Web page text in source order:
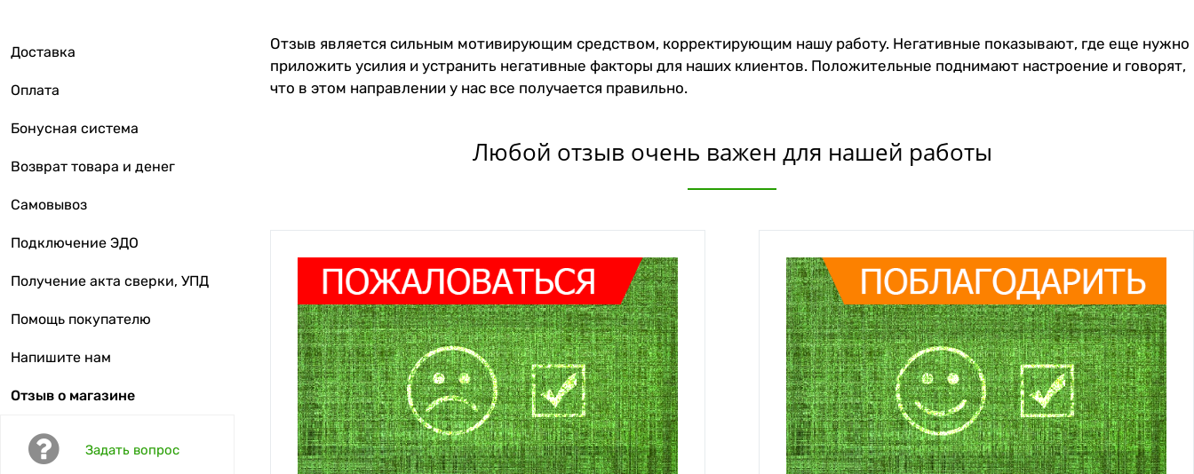
Отзыв является сильным мотивирующим средством, корректирующим нашу работу. Негативные показывают, где еще нужно
приложить усилия и устранить негативные факторы для наших клиентов. Положительные поднимают настроение и говорят,
что в этом направлении у нас все получается правильно.
Любой отзыв очень важен для нашей работы
Доставка
Оплата
Бонусная система
Возврат товара и денег
Самовывоз
Подключение ЭДО
Получение акта сверки, УПД
Помощь покупателю
Напишите нам
Отзыв о магазине
Задать вопрос